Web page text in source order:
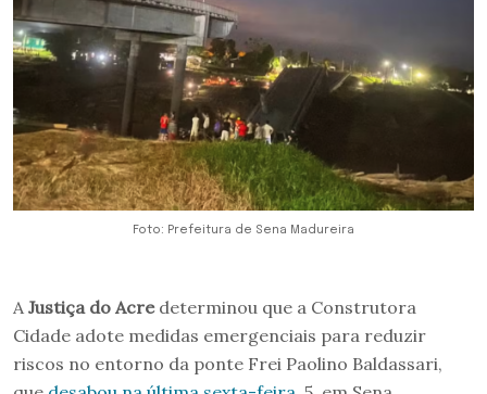
Foto: Prefeitura de Sena Madureira
A Justiça do Acredeterminou que a Construtora
Cidade adote medidas emergenciais para reduzir
riscos no entorno da ponte Frei Paolino Baldassari,